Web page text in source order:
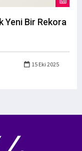
Yeni Bir Rekora
15 Eki 2025